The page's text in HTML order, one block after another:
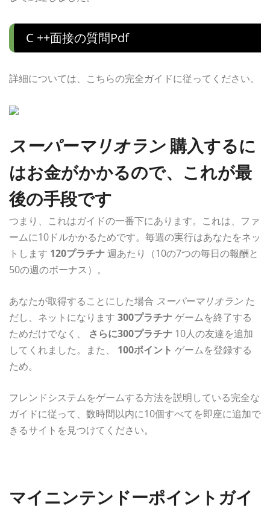
C ++面接の質問pdf
詳細については、こちらの完全ガイドに従ってください。
スーパーマリオラン購入するに
はお金がかかるので、これが最
後の手段です
つまり、これはガイドの一番下にあります。これは、ファ
ームに10ドルかかるためです。毎週の実行はあなたをネッ
トします 120プラチナ週あたり（10の7つの毎日の報酬と
50の週のボーナス）。
あなたが取得することにした場合 スーパーマリオラン た
だし、ネットになります 300プラチナゲームを終了する
ためだけでなく、 さらに300プラチナ 10人の友達を追加
してくれました。また、 100ポイント ゲームを登録する
ため。
フレンドシステムをゲームする方法を説明している完全な
ガイドに従って、数時間以内に10個すべてを即座に追加で
きるサイトを見つけてください。
マイニンテンドーポイントガイ